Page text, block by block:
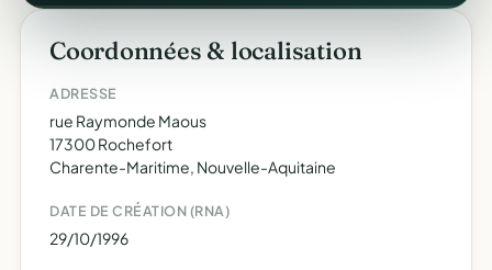
Coordonnées & localisation
ADRESSE
rue Raymonde Maous
17300 Rochefort
Charente-Maritime, Nouvelle-Aquitaine
DATE DE CRÉATION (RNA)
29/10/1996